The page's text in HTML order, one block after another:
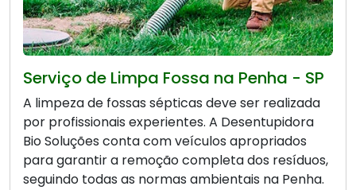
Serviço de Limpa Fossa na Penha - SP
A limpeza de fossas sépticas deve ser realizada
por profissionais experientes. A Desentupidora
Bio Soluções conta com veículos apropriados
para garantir a remoção completa dos resíduos,
seguindo todas as normas ambientais na Penha.